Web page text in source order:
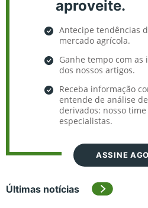
aproveite.
Antecipe tendências
mercado agrícola.
Ganhe tempo com as
dos nossos artigos.
Receba informação
entende de análise
derivados: nosso time
especialistas.
ASSINE
Últimas notícias